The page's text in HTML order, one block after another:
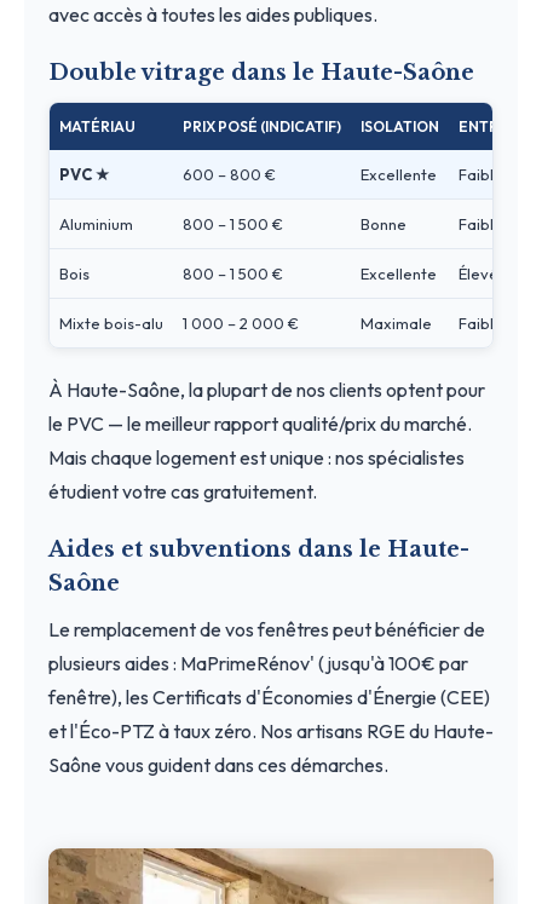
avec accès à toutes les aides publiques.
Double vitrage dans le Haute-Saône
MATÉRIAU PRIX POSÉ (INDICATIF) ISOLATION ENTRETIEN
PVC ★ 600 – 800 € Excellente Faible
Aluminium 800 – 1 500 € Bonne Faible
Bois 800 – 1 500 € Excellente Élevé
Mixte bois-alu 1 000 – 2 000 € Maximale Faible
À Haute-Saône, la plupart de nos clients optent pour
le PVC — le meilleur rapport qualité/prix du marché.
Mais chaque logement est unique : nos spécialistes
étudient votre cas gratuitement.
Aides et subventions dans le Haute-
Saône
Le remplacement de vos fenêtres peut bénéficier de
plusieurs aides : MaPrimeRénov' (jusqu'à 100€ par
fenêtre), les Certificats d'Économies d'Énergie (CEE)
et l'Éco-PTZ à taux zéro. Nos artisans RGE du Haute-
Saône vous guident dans ces démarches.